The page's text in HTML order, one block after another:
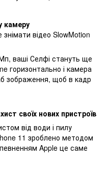
камеру
відео SlowMotion
ваші Селфі стануть ще
горизонтально і камера
зображення, щоб в кадр
своїх нових пристроїв
від води і пилу
11 зроблено методом
Apple це саме